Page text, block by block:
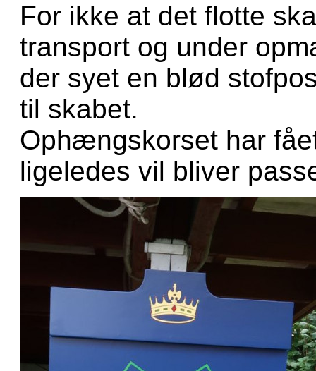
For ikke at det flotte
transport og under
der syet en blød
til skabet.
Ophængskorset har
ligeledes vil bliver